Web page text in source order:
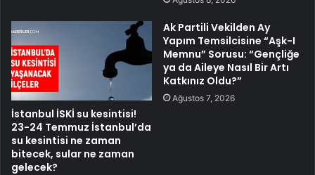
İstanbul İSKİ su kesintisi!
23-24 Temmuz İstanbul’da
su kesintisi ne zaman
bitecek, sular ne zaman
gelecek?
Ak Partili Vekilden Ay
Yapım Temsilcisine “Aşk-I
Memnu” Sorusu: “Gençliğe
ya da Aileye Nasıl Bir Artı
Katkınız Oldu?”
Ağustos 7, 2026